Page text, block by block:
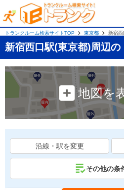
トランクルーム検索サイトTOP 東京都 新宿西
新宿西口駅(東京都)周辺の
地図を
沿線・駅を変更
その他の条